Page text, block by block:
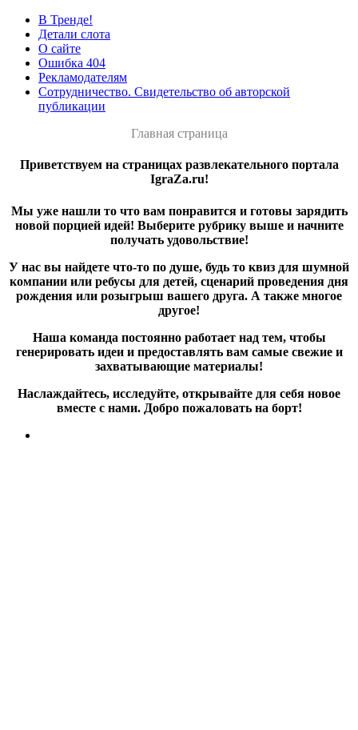
В Тренде!
Детали слота
О сайте
Ошибка 404
Рекламодателям
Сотрудничество. Свидетельство об авторской
публикации
Главная страница
Приветствуем на страницах развлекательного портала
IgraZa.ru!
Мы уже нашли то что вам понравится и готовы зарядить
новой порцией идей! Выберите рубрику выше и начните
получать удовольствие!
У нас вы найдете что-то по душе, будь то квиз для шумной
компании или ребусы для детей, сценарий проведения дня
рождения или розыгрыш вашего друга. А также многое
другое!
Наша команда постоянно работает над тем, чтобы
генерировать идеи и предоставлять вам самые свежие и
захватывающие материалы!
Наслаждайтесь, исследуйте, открывайте для себя новое
вместе с нами. Добро пожаловать на борт!